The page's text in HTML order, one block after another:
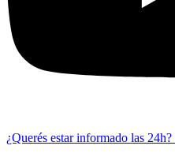
¿Querés estar informado las 24h?